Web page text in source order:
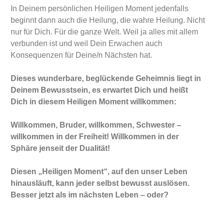
In Deinem persönlichen Heiligen Moment jedenfalls
beginnt dann auch die Heilung, die wahre Heilung. Nicht
nur für Dich. Für die ganze Welt. Weil ja alles mit allem
verbunden ist und weil Dein Erwachen auch
Konsequenzen für Deine/n Nächsten hat.
Dieses wunderbare, beglückende Geheimnis liegt in
Deinem Bewusstsein, es erwartet Dich und heißt
Dich in diesem Heiligen Moment willkommen:
Willkommen, Bruder, willkommen, Schwester –
willkommen in der Freiheit! Willkommen in der
Sphäre jenseit der Dualität!
Diesen „Heiligen Moment“, auf den unser Leben
hinausläuft, kann jeder selbst bewusst auslösen.
Besser jetzt als im nächsten Leben – oder?